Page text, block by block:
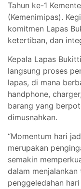
Tahun ke-1
(Kemenimipas).
komitmen Lapas
ketertiban, dan
Kepala Lapas
langsung proses
lapas, di mana
handphone,
barang yang
dimusnahkan.
“Momentum hari
merupakan
semakin
dalam menjalankan
penggeledahan